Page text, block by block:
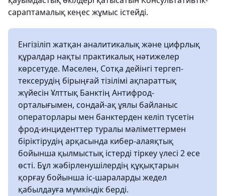
сараптамалық кеңес жұмыс істейді.
Енгізіліп жатқан аналитикалық және цифрлық
құралдар нақты практикалық нәтижелер
көрсетуде. Мәселен, Сотқа дейінгі тергеп-
тексерудің бірыңғай тізілімі ақпараттық
жүйесін Ұлттық Банктің Антифрод-
орталығымен, сондай-ақ ұялы байланыс
операторлары мен банктерден келіп түсетін
фрод-инциденттер туралы мәліметтермен
біріктірудің арқасында кибер-алаяқтық
бойынша қылмыстық істерді тіркеу үлесі 2 есе
өсті. Бұл жәбірленушілердің құқықтарын
қорғау бойынша іс-шараларды жедел
қабылдауға мүмкіндік берді.